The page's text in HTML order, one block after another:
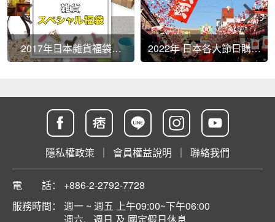
2017年日本雜貨福袋整
2022年 日本各大節日購物
隱私權政策 ｜ 會員權益說明 ｜ 聯絡我們
電 話：
+886-2-2792-7728
服務時間：
週一 ~ 週五 上午09:00~下午06:00